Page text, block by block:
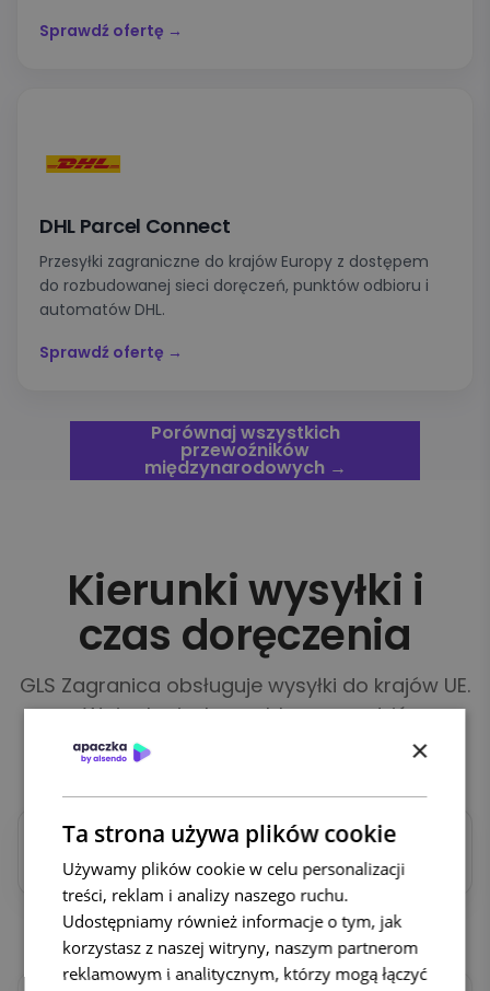
Sprawdź ofertę →
DHL Parcel Connect
Przesyłki zagraniczne do krajów Europy z dostępem
do rozbudowanej sieci doręczeń, punktów odbioru i
automatów DHL.
Sprawdź ofertę →
Porównaj wszystkich
przewoźników
międzynarodowych →
Kierunki wysyłki i
czas doręczenia
GLS Zagranica obsługuje wysyłki do krajów UE.
Wpisz kraj, aby szybko sprawdzić
standardowy czas doręczenia z Polski (dni
Wyświetlam: 24 kraje Wyczyść
×
Ta strona używa plików cookie
Używamy plików cookie w celu personalizacji
treści, reklam i analizy naszego ruchu.
Udostępniamy również informacje o tym, jak
korzystasz z naszej witryny, naszym partnerom
reklamowym i analitycznym, którzy mogą łączyć